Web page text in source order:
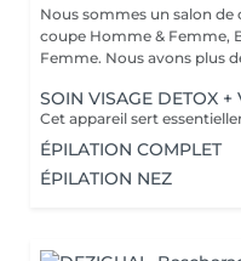
Nous sommes un salon de
coupe Homme & Femme,
Femme. Nous avons
SOIN VISAGE DETOX +
ÉPILATION COMPLET
ÉPILATION NEZ